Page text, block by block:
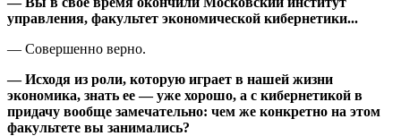
управления, факультет экономической кибернетики...
— Совершенно верно.
— Исходя из роли, которую играет в нашей жизни
экономика, знать ее — уже хорошо, а с кибернетикой в
придачу вообще замечательно: чем же конкретно на этом
факультете вы занимались?